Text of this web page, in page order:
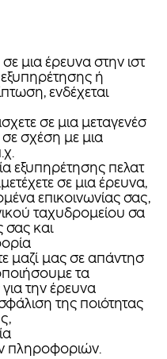
μια έρευνα στην ιστ
ή
ενδέχεται
σε μια μεταγενέσ
σχέση με μια
εξυπηρέτησης πελατ
σε μια έρευνα,
επικοινωνίας σας,
ταχυδρομείου σα
σας και
μαζί μας σε απάντησ
τα
την έρευνα
της ποιότητας
πληροφοριών.